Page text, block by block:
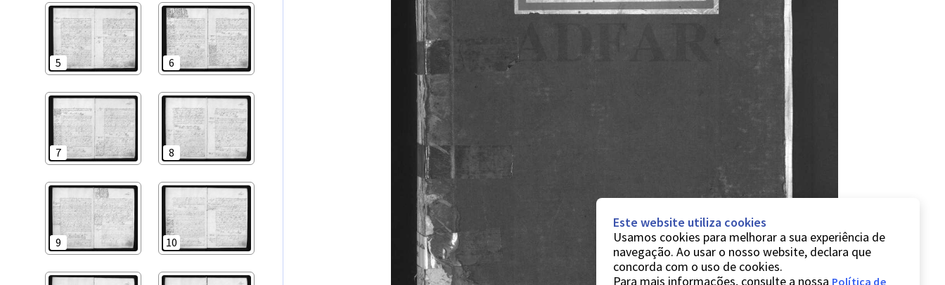
5 6
7 8
9 10
Este website utiliza cookies
Usamos cookies para melhorar a sua experiência de
navegação. Ao usar o nosso website, declara que
concorda com o uso de cookies.
Para mais informações, consulte a nossa Política de